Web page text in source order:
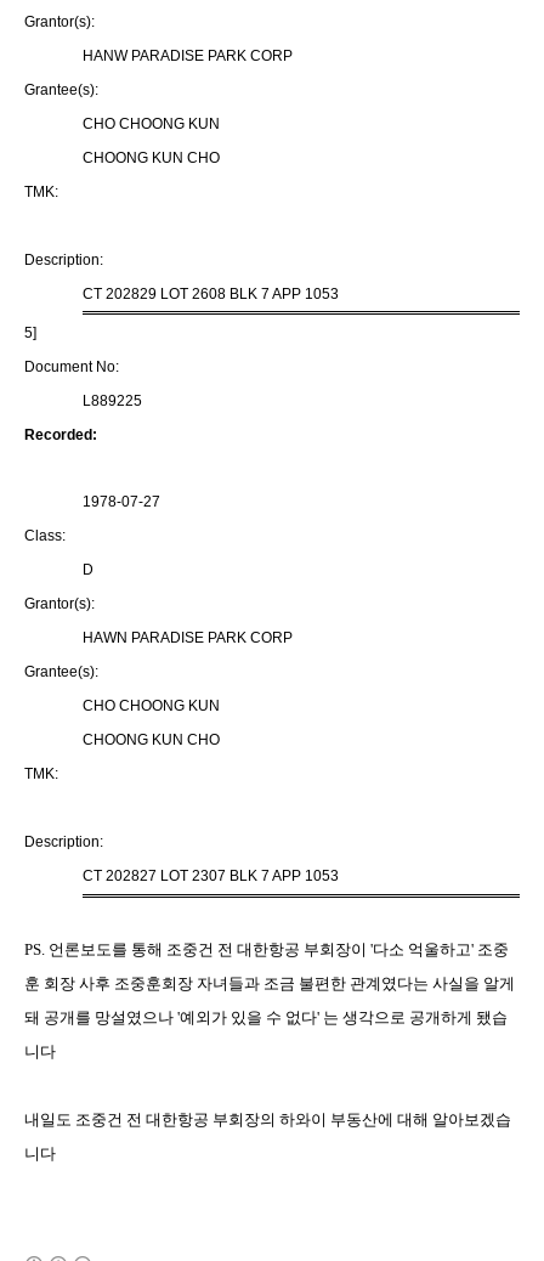
Grantor(s):
HANW PARADISE PARK CORP
Grantee(s):
CHO CHOONG KUN
CHOONG KUN CHO
TMK:
Description:
CT 202829 LOT 2608 BLK 7 APP 1053
5]
Document No:
L889225
Recorded:
1978-07-27
Class:
D
Grantor(s):
HAWN PARADISE PARK CORP
Grantee(s):
CHO CHOONG KUN
CHOONG KUN CHO
TMK:
Description:
CT 202827 LOT 2307 BLK 7 APP 1053
PS. 언론보도를 통해 조중건 전 대한항공 부회장이 '다소 억울하고' 조중
훈 회장 사후 조중훈회장 자녀들과 조금 불편한 관계였다는 사실을 알게
돼 공개를 망설였으나 '예외가 있을 수 없다' 는 생각으로 공개하게 됐습
니다
내일도 조중건 전 대한항공 부회장의 하와이 부동산에 대해 알아보겠습
니다